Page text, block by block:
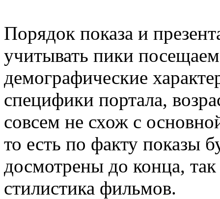
Порядок показа и
учитывать пики
демографические
специфики портала,
совсем не схож с
то есть по факту показы
досмотрены до конца, так
стилистика фильмов.